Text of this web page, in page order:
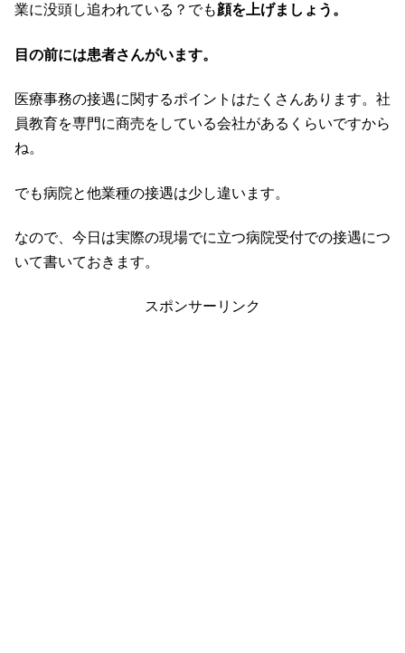
業に没頭し追われている？でも顔を上げましょう。
目の前には患者さんがいます。
医療事務の接遇に関するポイントはたくさんあります。社
員教育を専門に商売をしている会社があるくらいですから
ね。
でも病院と他業種の接遇は少し違います。
なので、今日は実際の現場でに立つ病院受付での接遇につ
いて書いておきます。
スポンサーリンク